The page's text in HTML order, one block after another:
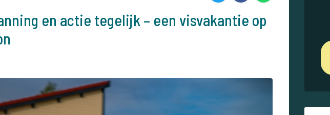
en actie tegelijk – een visvakantie op